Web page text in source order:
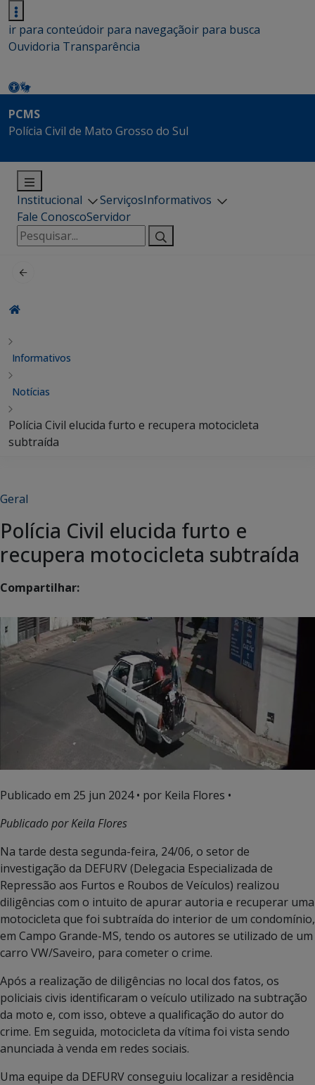
ir para conteúdoir para navegaçãoir para busca
Ouvidoria Transparência
PCMS
Polícia Civil de Mato Grosso do Sul
Institucional ServiçosInformativos
Fale ConoscoServidor
Pesquisar
por:
Informativos
Notícias
Polícia Civil elucida furto e recupera motocicleta
subtraída
Geral
Polícia Civil elucida furto e
recupera motocicleta subtraída
Compartilhar:
Publicado em 25 jun 2024• por Keila Flores •
Publicado por Keila Flores
Na tarde desta segunda-feira, 24/06, o setor de
investigação da DEFURV (Delegacia Especializada de
Repressão aos Furtos e Roubos de Veículos) realizou
diligências com o intuito de apurar autoria e recuperar uma
motocicleta que foi subtraída do interior de um condomínio,
em Campo Grande-MS, tendo os autores se utilizado de um
carro VW/Saveiro, para cometer o crime.
Após a realização de diligências no local dos fatos, os
policiais civis identificaram o veículo utilizado na subtração
da moto e, com isso, obteve a qualificação do autor do
crime. Em seguida, motocicleta da vítima foi vista sendo
anunciada à venda em redes sociais.
Uma equipe da DEFURV conseguiu localizar a residência